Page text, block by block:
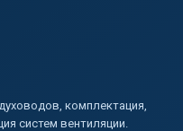
комплектация,
систем вентиляции.